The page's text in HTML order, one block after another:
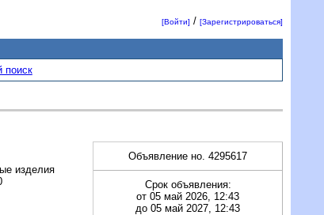
[Войти] /[Зарегистрироваться]
поиск
изделия
Объявление но. 4295617
Срок объявления:
от 05 май 2026, 12:43
до 05 май 2027, 12:43